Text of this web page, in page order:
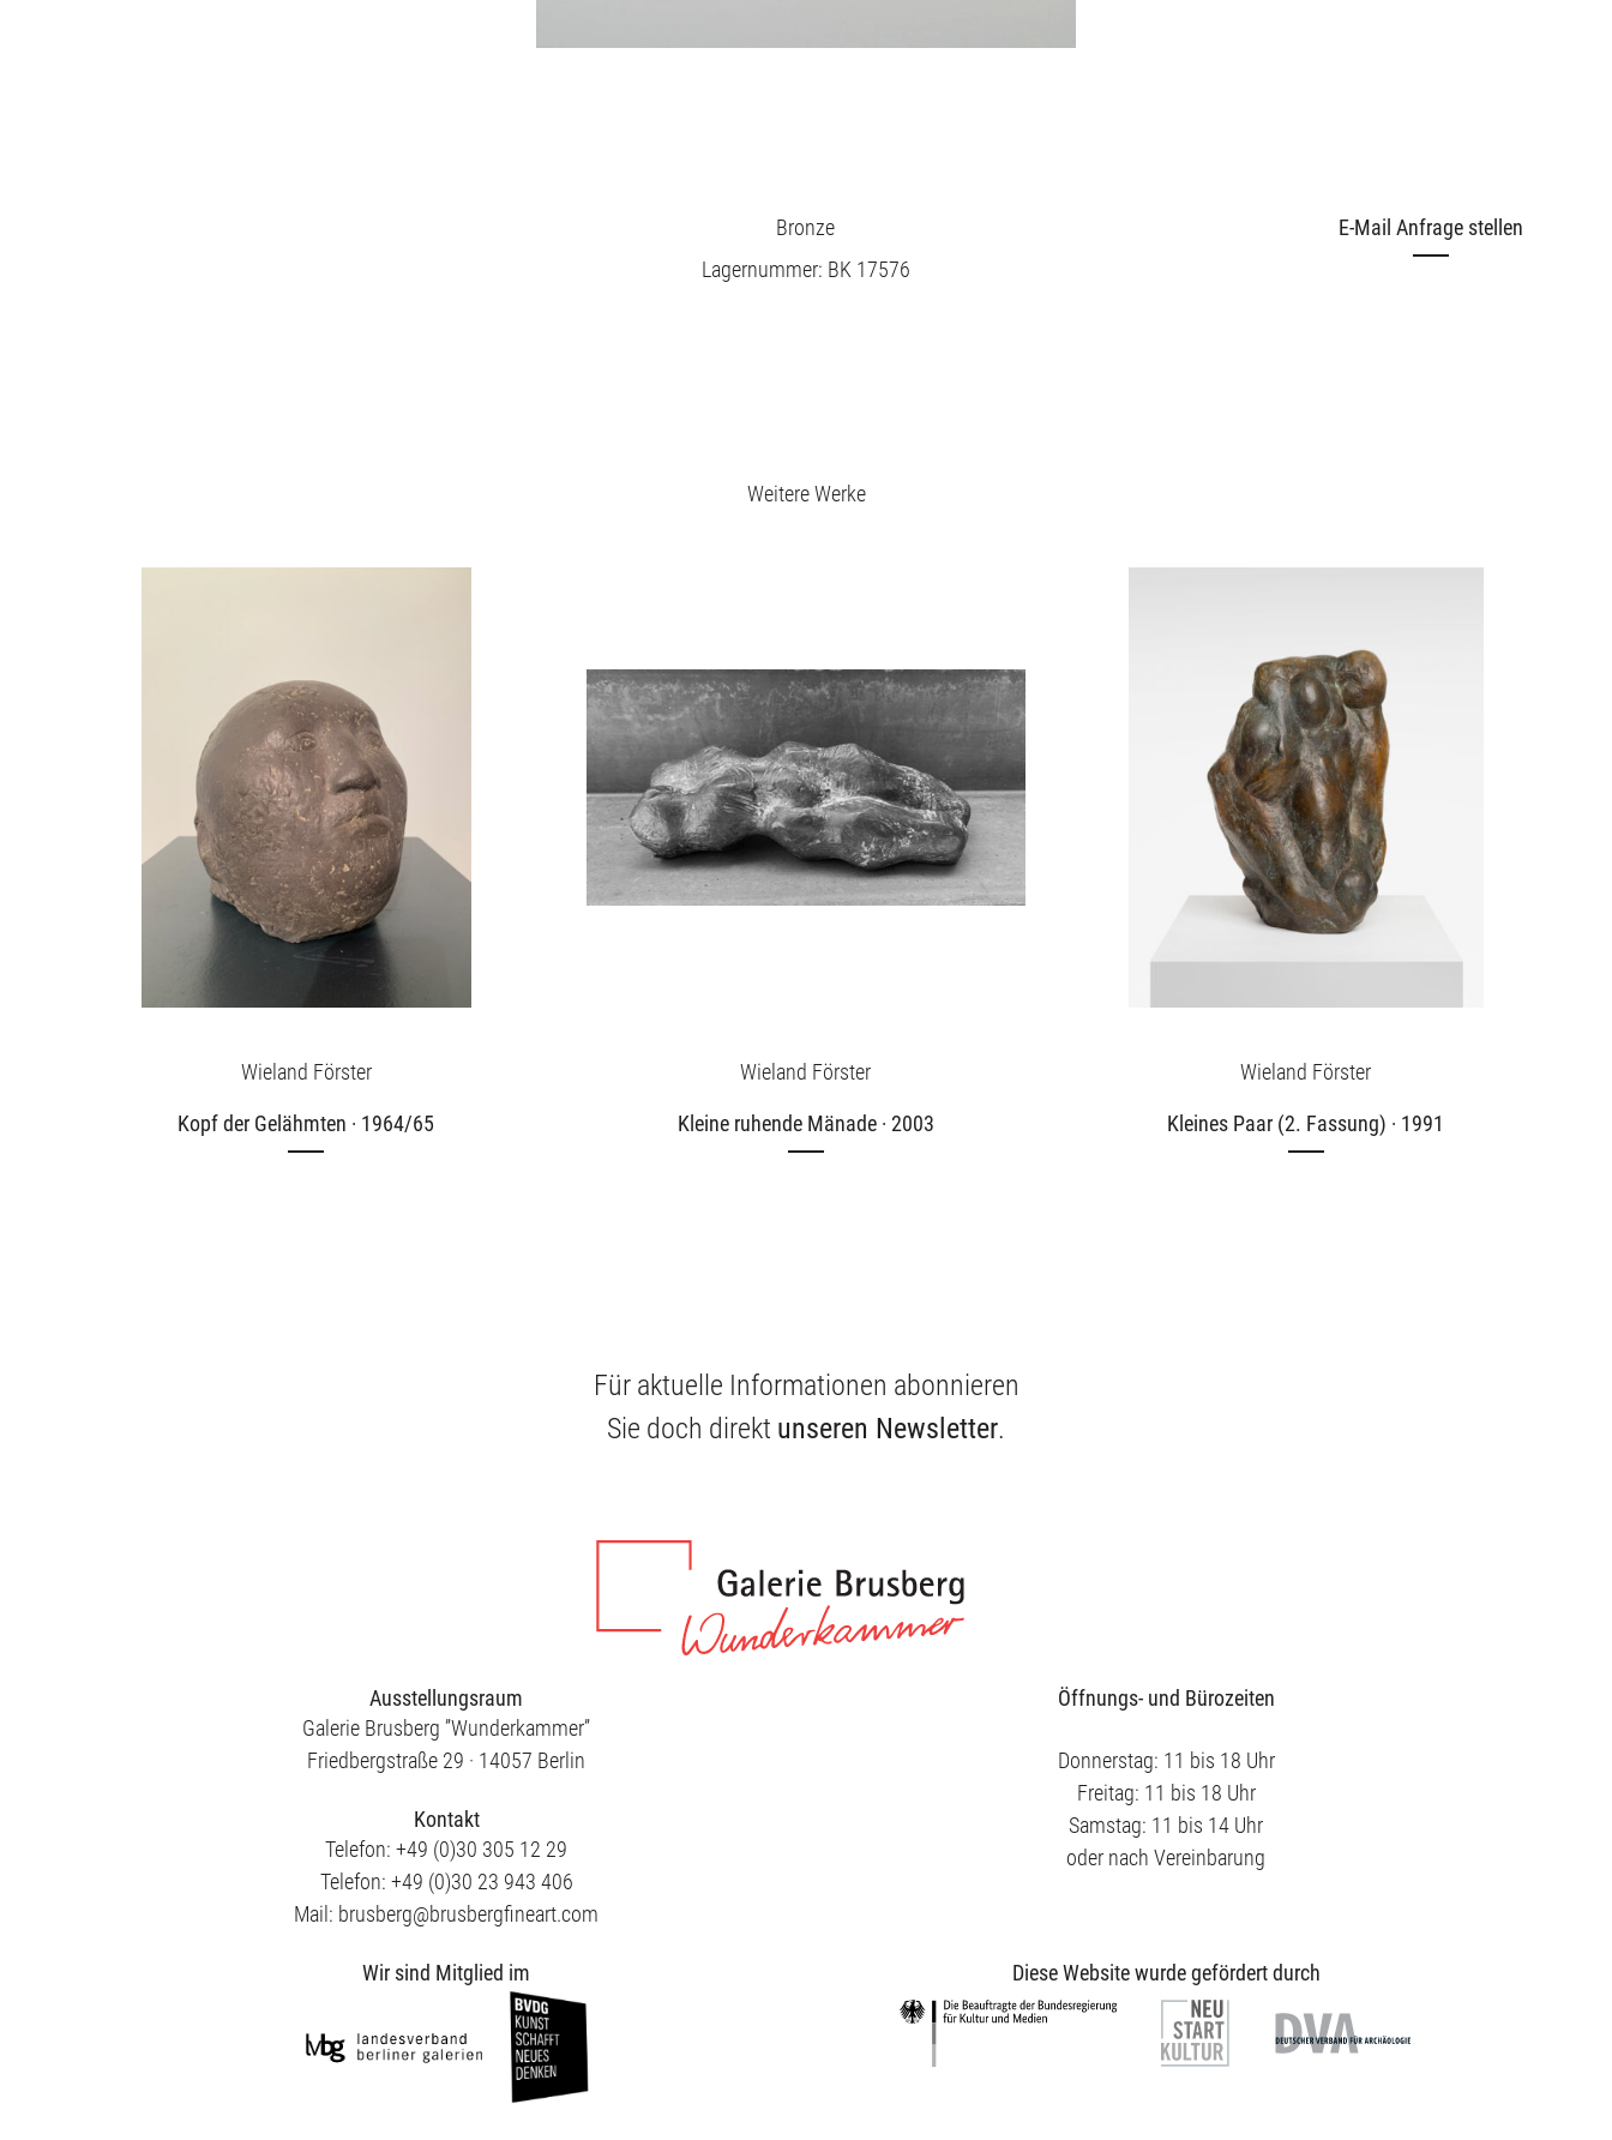
Unsere Angebote
Über uns
Publikationen
Bronze
Lagernummer: BK 17576
E-Mail Anfrage stellen
Weitere Werke
Wieland Förster
Kopf der Gelähmten · 1964/65
Wieland Förster
Kleine ruhende Mänade · 2003
Wieland Förster
Kleines Paar (2. Fassung) · 1991
Für aktuelle Informationen abonnieren
Sie doch direkt unseren Newsletter.
Ausstellungsraum
Galerie Brusberg ”Wunderkammer”
Friedbergstraße 29 · 14057 Berlin
Kontakt
Telefon: +49 (0)30 305 12 29
Telefon: +49 (0)30 23 943 406
Mail: brusberg@brusbergfineart.com
Öffnungs- und Bürozeiten
Donnerstag: 11 bis 18 Uhr
Freitag: 11 bis 18 Uhr
Samstag: 11 bis 14 Uhr
oder nach Vereinbarung
Wir sind Mitglied im Diese Website wurde gefördert durch